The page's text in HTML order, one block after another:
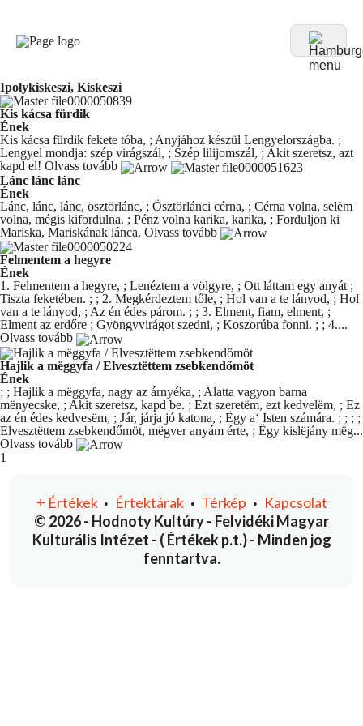
Ipolykiskeszi, Kiskeszi
Kis kácsa fürdik
Ének
Kis kácsa fürdik fekete tóba, ; Anyjához készül Lengyelországba. ;
Lengyel mondja: szép virágszál, ; Szép lilijomszál, ; Akit szeretsz, azt
kapd el! Olvass tovább
Lánc lánc lánc
Ének
Lánc, lánc, lánc, ösztörlánc, ; Ösztörlánci cérna, ; Cérna volna, selëm
volna, mégis kifordulna. ; Pénz volna karika, karika, ; Forduljon ki
Mariska, Mariskának lánca. Olvass tovább
Felmentem a hegyre
Ének
1. Felmentem a hegyre, ; Lenéztem a völgyre, ; Ott láttam egy anyát ;
Tiszta feketében. ; ; 2. Megkérdeztem tőle, ; Hol van a te lányod, ; Hol
van a te lányod, ; Az én édes párom. ; ; 3. Elment, fiam, elment, ;
Elment az erdőre ; Gyöngyvirágot szedni, ; Koszorúba fonni. ; ; 4....
Olvass tovább
Hajlik a mëggyfa / Elvesztëttem zsebkendőmöt
Ének
; ; Hajlik a mëggyfa, nagy az árnyéka, ; Alatta vagyon barna
mënyecske, ; Akit szeretsz, kapd be. ; Ezt szeretëm, ezt kedvelëm, ; Ez
az én édes kedvesëm, ; Jár, járja jó katona, ; Ëgy a‘ Isten számára. ; ; ; ;
Elvesztëttem zsebkendőmöt, mëgver anyám érte, ; Ëgy kislëjány mëg...
Olvass tovább
You're currently reading page
1
© 2026 - Hodnoty Kultúry - Felvidéki Magyar
Kulturális Intézet - ( Értékek p.t.) - Minden jog
fenntartva.
+ Értékek • Értektárak• Térkép • Kapcsolat